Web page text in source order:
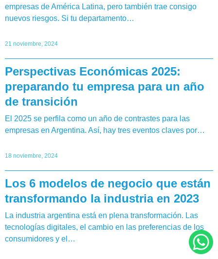
empresas de América Latina, pero también trae consigo
nuevos riesgos. Si tu departamento…
21 noviembre, 2024
Perspectivas Económicas 2025:
preparando tu empresa para un año
de transición
El 2025 se perfila como un año de contrastes para las
empresas en Argentina. Así, hay tres eventos claves por…
18 noviembre, 2024
Los 6 modelos de negocio que están
transformando la industria en 2023
La industria argentina está en plena transformación. Las
tecnologías digitales, el cambio en las preferencias de los
consumidores y el…